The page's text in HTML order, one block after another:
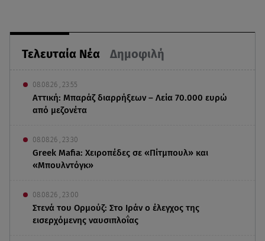
Τελευταία Νέα Δημοφιλή
08.08.26 , 23:55
Αττική: Μπαράζ διαρρήξεων – Λεία 70.000 ευρώ
από μεζονέτα
08.08.26 , 23:30
Greek Mafia: Χειροπέδες σε «Πίτμπουλ» και
«Μπουλντόγκ»
08.08.26 , 23:00
Στενά του Ορμούζ: Στο Ιράν ο έλεγχος της
εισερχόμενης ναυσιπλοΐας